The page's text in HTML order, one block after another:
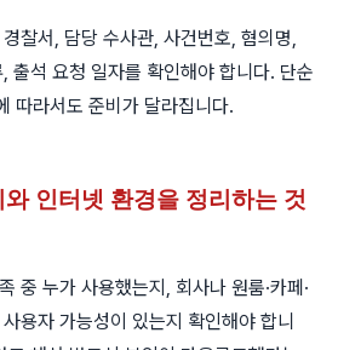
찰서, 담당 수사관, 사건번호, 혐의명,
출석 요청 일자를 확인해야 합니다. 단순
따라서도 준비가 달라집니다.
인터넷 환경을 정리하는 것
중 누가 사용했는지, 회사나 원룸·카페·
용자 가능성이 있는지 확인해야 합니